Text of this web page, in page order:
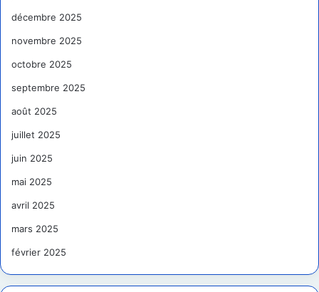
décembre 2025
novembre 2025
octobre 2025
septembre 2025
août 2025
juillet 2025
juin 2025
mai 2025
avril 2025
mars 2025
février 2025